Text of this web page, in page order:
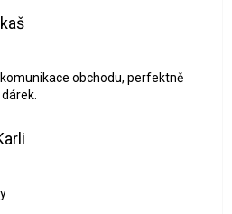
je 5 z 5 hvězdiček.
obchodu, perfektně
je 5 z 5 hvězdiček.